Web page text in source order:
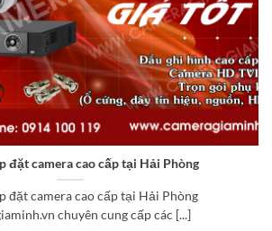
đặt camera cao cấp tại Hải Phòng
đặt camera cao cấp tại Hải Phòng
chuyên cung cấp các [...]